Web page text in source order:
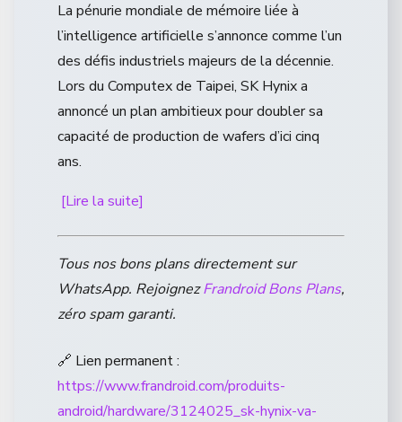
La pénurie mondiale de mémoire liée à
l’intelligence artificielle s’annonce comme l’un
des défis industriels majeurs de la décennie.
Lors du Computex de Taipei, SK Hynix a
annoncé un plan ambitieux pour doubler sa
capacité de production de wafers d’ici cinq
ans.
[Lire la suite]
Tous nos bons plans directement sur
WhatsApp. RejoignezFrandroid Bons Plans,
zéro spam garanti.
🔗 Lien permanent :
https://www.frandroid.com/produits-
android/hardware/3124025_sk-hynix-va-